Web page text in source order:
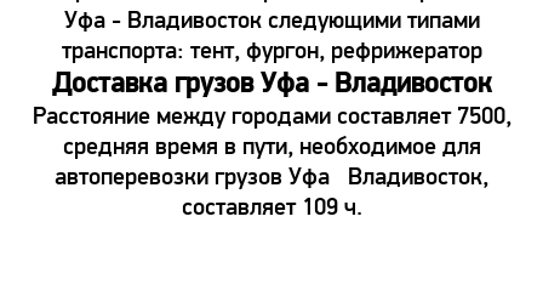
Уфа - Владивосток следующими типами
транспорта: тент, фургон, рефрижератор
Доставка грузов Уфа - Владивосток
Расстояние между городами составляет 7500,
средняя время в пути, необходимое для
автоперевозки грузов Уфа Владивосток,
составляет 109 ч.